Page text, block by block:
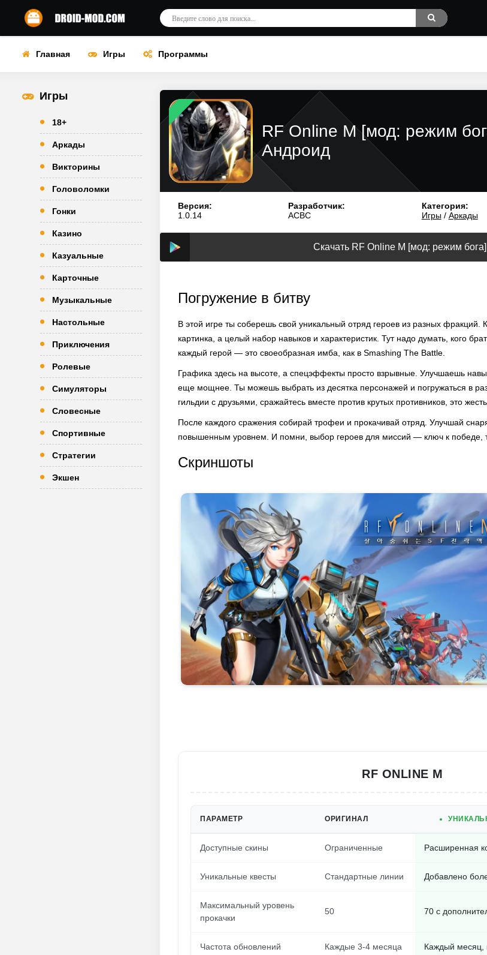
Главная Игры Программы
Игры
18+
Аркады
Викторины
Головоломки
Гонки
Казино
Казуальные
Карточные
Музыкальные
Настольные
Приключения
Ролевые
Симуляторы
Словесные
Спортивные
Стратегии
Экшен
RF Online M [мод: режим
Андроид
Версия:
1.0.14
Разработчик:
ACBC
Категория:
Игры/ Аркады
Скачать RF Online M [мод: режим
Погружение в битву
В этой игре ты соберешь свой уникальный отряд героев из разных
картинка, а целый набор навыков и характеристик. Тут надо думать, кого
каждый герой — это своеобразная имба, как в Smashing The Battle.
Графика здесь на высоте, а спецэффекты просто взрывные. Улучшаешь
еще мощнее. Ты можешь выбрать из десятка персонажей и погружаться в
гильдии с друзьями, сражайтесь вместе против крутых противников, это
После каждого сражения собирай трофеи и прокачивай отряд. Улучшай
повышенным уровнем. И помни, выбор героев для миссий — ключ к победе,
Скриншоты
RF ONLINE M
ПАРАМЕТР ОРИГИНАЛ
Доступные скины Ограниченные Расширенная
Уникальные квесты Стандартные линии Добавлено
Максимальный уровень
прокачки
50 70 с
Частота обновлений Каждые 3-4 месяца Каждый месяц,